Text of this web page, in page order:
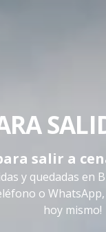
salir a
y quedadas en
o
hoy mismo!